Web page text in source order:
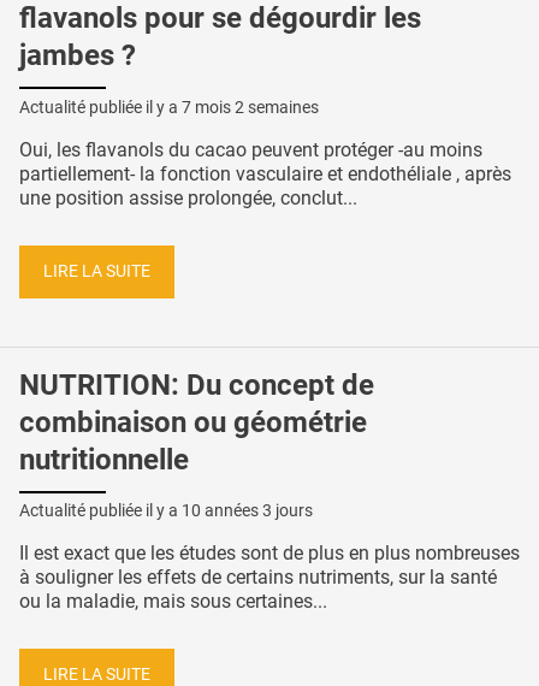
flavanols pour se dégourdir les
jambes ?
Actualité publiée il y a 7 mois 2 semaines
Oui, les flavanols du cacao peuvent protéger -au moins
partiellement- la fonction vasculaire et endothéliale , après
une position assise prolongée, conclut...
LIRE LA SUITE
NUTRITION: Du concept de
combinaison ou géométrie
nutritionnelle
Actualité publiée il y a 10 années 3 jours
Il est exact que les études sont de plus en plus nombreuses
à souligner les effets de certains nutriments, sur la santé
ou la maladie, mais sous certaines...
LIRE LA SUITE